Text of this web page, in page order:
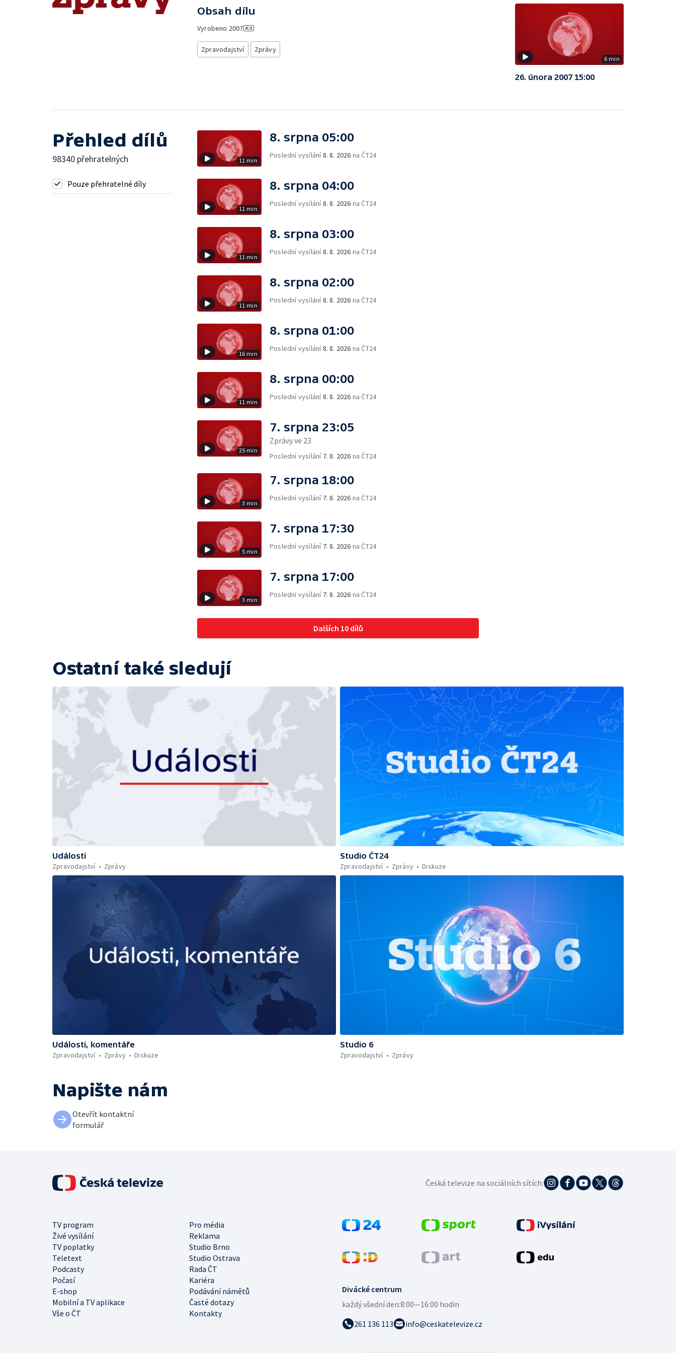
Obsah dílu
Vyrobeno 2007
Zpravodajství Zprávy
6 min
26. února 2007 15:00
Přehled dílů
98340 přehratelných
Pouze přehratelné díly
11 min
8. srpna 05:00
Poslední vysílání8. 8. 2026 na ČT24
11 min
8. srpna 04:00
Poslední vysílání8. 8. 2026 na ČT24
11 min
8. srpna 03:00
Poslední vysílání8. 8. 2026 na ČT24
11 min
8. srpna 02:00
Poslední vysílání8. 8. 2026 na ČT24
16 min
8. srpna 01:00
Poslední vysílání8. 8. 2026 na ČT24
11 min
8. srpna 00:00
Poslední vysílání8. 8. 2026 na ČT24
25 min
7. srpna 23:05
Zprávy ve 23
Poslední vysílání 7. 8. 2026 na ČT24
3 min
7. srpna 18:00
Poslední vysílání 7. 8. 2026 na ČT24
5 min
7. srpna 17:30
Poslední vysílání 7. 8. 2026 na ČT24
3 min
7. srpna 17:00
Poslední vysílání 7. 8. 2026 na ČT24
Dalších 10 dílů
Ostatní také sledují
Události
Zpravodajství
Zprávy
Studio ČT24
Zpravodajství
Zprávy Diskuze
Události, komentáře
Zpravodajství
Zprávy Diskuze
Studio 6
Zpravodajství
Zprávy
Napište nám
Otevřít kontaktní
formulář
Divácké centrum
každý všední den:8:00—16:00 hodin
261 136 113
info@ceskatelevize.cz
TV program
Pro média
Živé vysílání
Reklama
TV poplatky
Studio Brno
Teletext
Studio Ostrava
Podcasty
Rada ČT
Počasí
Kariéra
E-shop
Podávání námětů
Mobilní a TV aplikace
Časté dotazy
Vše o ČT
Kontakty
Česká televize na sociálních sítích: